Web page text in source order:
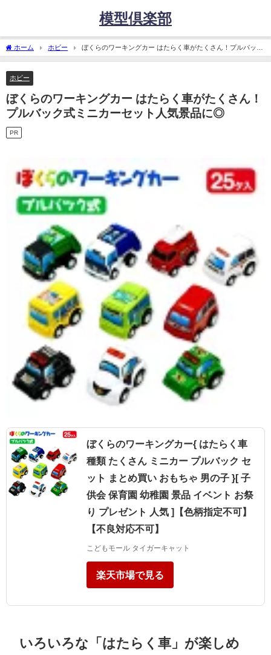
模型倶楽部
ホーム ホビー
ぼくらのワーキングカー はたらく車がたくさん！プルバック
式ミニカーセット人気景品に◎
ホビー
ぼくらのワーキングカー はたらく車がたくさん！
プルバック式ミニカーセット人気景品に◎
PR
ぼくらのワーキングカー{ はたらく車
種類 たくさん ミニカー プルバック セ
ット まとめ買い おもちゃ 男の子 }[ 子
供会 保育園 幼稚園 景品 イベント お祭
り プレゼント 人気 ]【色柄指定不可】
【不良対応不可】
こどもモール タイガーキャット
楽天市場で見る
いろいろな「はたらく車」が楽しめ